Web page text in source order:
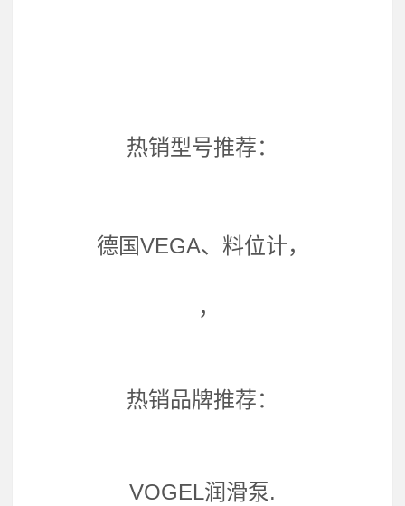
热销型号推荐：
德国VEGA、料位计，
，
热销品牌推荐：
VOGEL润滑泵.